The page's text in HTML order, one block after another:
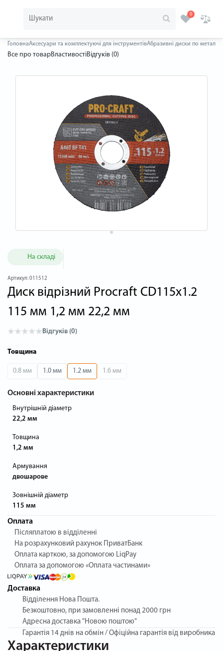
0
ГоловнаАксесуари та комплектуючі для інструментівАбразивні диски по металу
Все про товарВластивостіВідгуків (0)
На складі
Артикул:011512
Диск відрізний Procraft CD115x1.2
115 мм 1,2 мм 22,2 мм
Відгуків (0)
Товщина
0.8 мм 1.0 мм 1.2 мм 1.6 мм
Основні характеристики
Внутрішній діаметр
22,2 мм
Товщина
1,2 мм
Армування
двошарове
Зовнішній діаметр
115 мм
Оплата
Післяплатою в відділенні
На розрахунковий рахунок ПриватБанк
Оплата карткою, за допомогою LiqPay
Оплата за допомогою «Оплата частинами»
Доставка
Відділення Нова Пошта.
Безкоштовно, при замовленні понад 2000 грн
Адресна доставка "Новою поштою"
Гарантія 14 днів на обмін / Офіційна гарантія від виробника
Характеристики